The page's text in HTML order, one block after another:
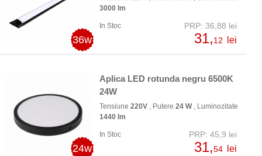
36w
3000 lm
In Stoc PRP: 36,88 lei
31,12 lei
24w
Aplica LED rotunda negru 6500K
24W
Tensiune 220V , Putere 24 W, Luminozitate
1440 lm
In Stoc PRP: 45,9 lei
31,54 lei